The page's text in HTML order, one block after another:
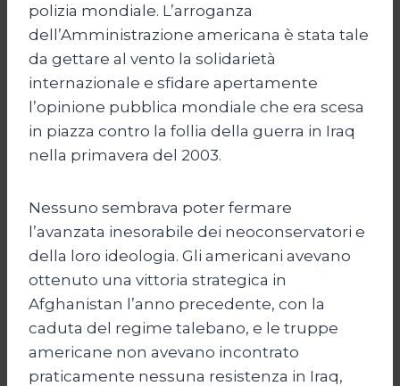
polizia mondiale. L’arroganza
dell’Amministrazione americana è stata tale
da gettare al vento la solidarietà
internazionale e sfidare apertamente
l’opinione pubblica mondiale che era scesa
in piazza contro la follia della guerra in Iraq
nella primavera del 2003.
Nessuno sembrava poter fermare
l’avanzata inesorabile dei neoconservatori e
della loro ideologia. Gli americani avevano
ottenuto una vittoria strategica in
Afghanistan l’anno precedente, con la
caduta del regime talebano, e le truppe
americane non avevano incontrato
praticamente nessuna resistenza in Iraq,